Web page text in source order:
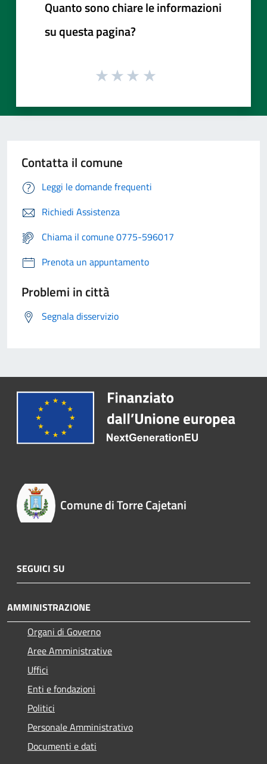
Quanto sono chiare le informazioni
su questa pagina?
Contatta il comune
Leggi le domande frequenti
Richiedi Assistenza
Chiama il comune 0775-596017
Prenota un appuntamento
Problemi in città
Segnala disservizio
Comune di Torre Cajetani
SEGUICI SU
AMMINISTRAZIONE
Organi di Governo
Aree Amministrative
Uffici
Enti e fondazioni
Politici
Personale Amministrativo
Documenti e dati